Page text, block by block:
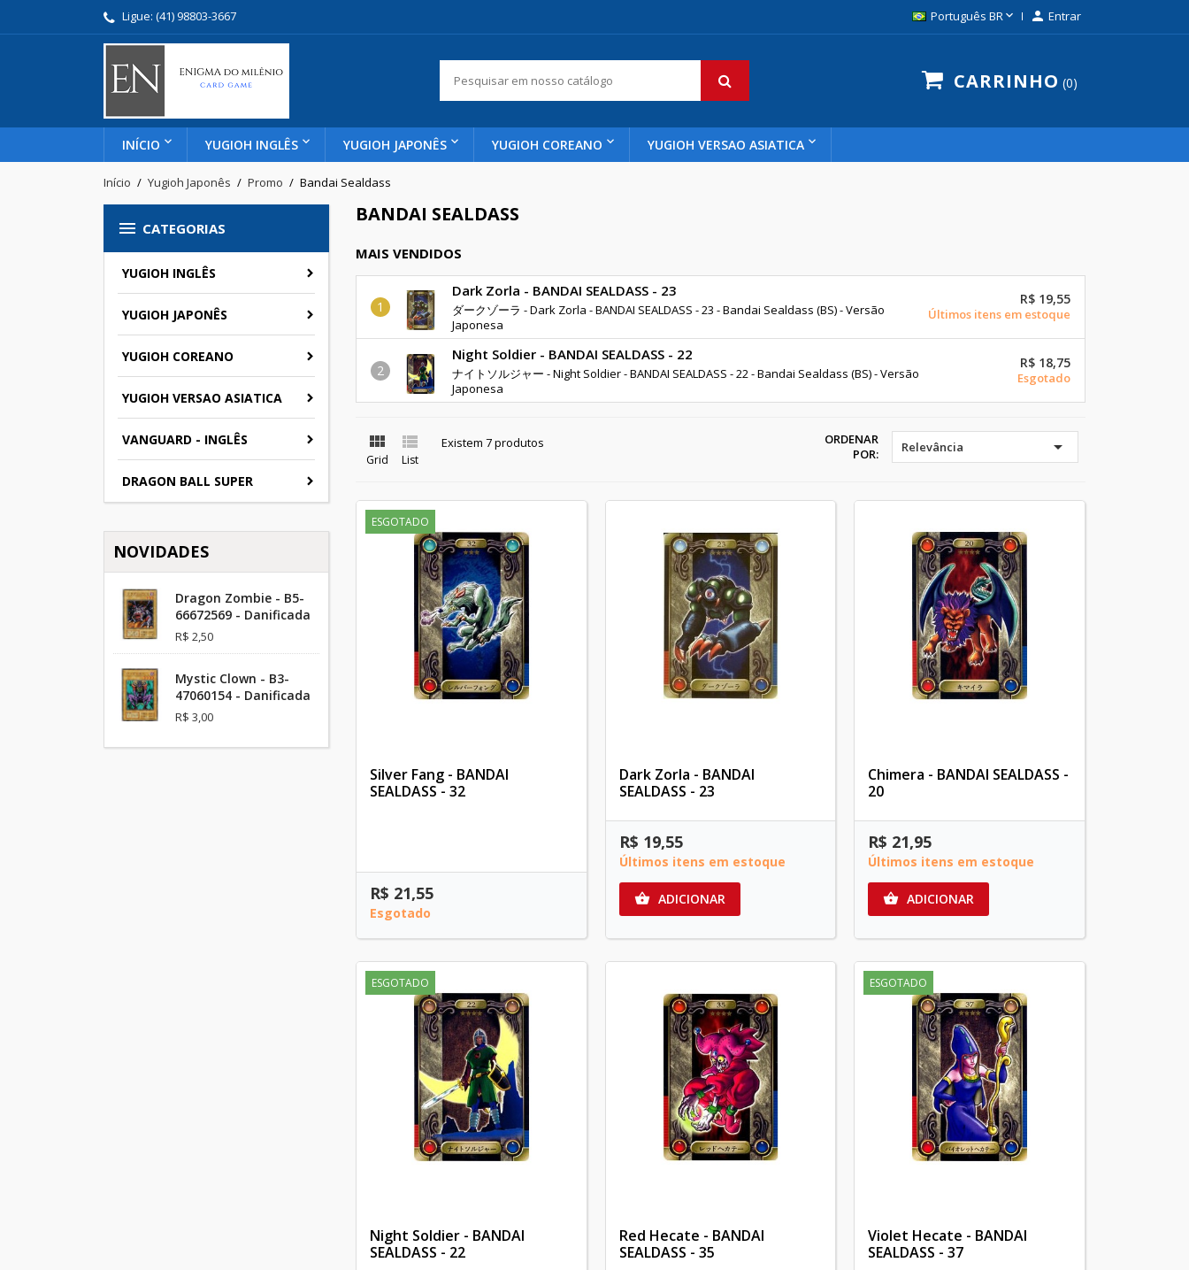
Ligue: (41) 98803-3667 Português BR  Entrar
CARRINHO 0
INÍCIO YUGIOH INGLÊS YUGIOH JAPONÊS YUGIOH COREANO YUGIOH VERSAO ASIATICA
Início Yugioh Japonês Promo Bandai Sealdass
 CATEGORIAS
YUGIOH INGLÊS
YUGIOH JAPONÊS
YUGIOH COREANO
YUGIOH VERSAO ASIATICA
VANGUARD - INGLÊS
DRAGON BALL SUPER
NOVIDADES
Dragon Zombie - B5-
66672569 - Danificada
R$ 2,50
Mystic Clown - B3-
47060154 - Danificada
R$ 3,00
BANDAI SEALDASS
MAIS VENDIDOS
Dark Zorla - BANDAI SEALDASS - 23
ダークゾーラ - Dark Zorla - BANDAI SEALDASS - 23 - Bandai Sealdass (BS) - Versão
Japonesa
R$ 19,55
Últimos itens em estoque
Night Soldier - BANDAI SEALDASS - 22
ナイトソルジャー - Night Soldier - BANDAI SEALDASS - 22 - Bandai Sealdass (BS) - Versão
Japonesa
R$ 18,75
Esgotado

Grid

List
Existem 7 produtos
ORDENAR
POR:
Relevância 
ESGOTADO
Silver Fang - BANDAI
SEALDASS - 32
R$ 21,55
Esgotado
Dark Zorla - BANDAI
SEALDASS - 23
R$ 19,55
Últimos itens em estoque
 ADICIONAR
Chimera - BANDAI SEALDASS -
20
R$ 21,95
Últimos itens em estoque
 ADICIONAR
ESGOTADO
Night Soldier - BANDAI
SEALDASS - 22
Red Hecate - BANDAI
SEALDASS - 35
ESGOTADO
Violet Hecate - BANDAI
SEALDASS - 37